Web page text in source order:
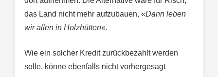
das Land nicht mehr aufzubauen, «Dann leben
wir allen in Holzhütten«.
Wie ein solcher Kredit zurückbezahlt werden
solle, könne ebenfalls nicht vorhergesagt